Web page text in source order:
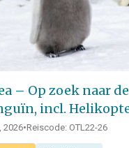
– Op zoek naar de
incl.
2026•Reiscode: OTL22-26